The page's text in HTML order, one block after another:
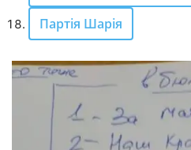
Партія Шарія